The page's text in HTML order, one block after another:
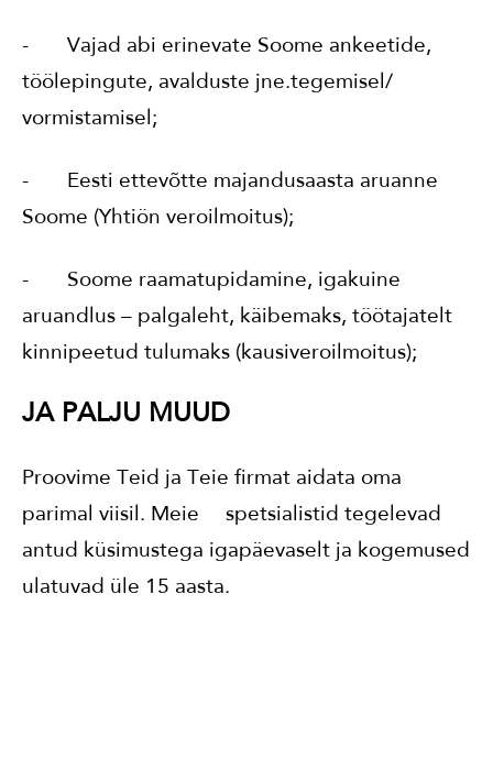
- Vajad abi erinevate Soome ankeetide,
töölepingute, avalduste jne.tegemisel/
vormistamisel;
- Eesti ettevõtte majandusaasta aruanne
Soome (Yhtiön veroilmoitus);
- Soome raamatupidamine, igakuine
aruandlus – palgaleht, käibemaks, töötajatelt
kinnipeetud tulumaks (kausiveroilmoitus);
JA PALJU MUUD
Proovime Teid ja Teie firmat aidata oma
parimal viisil. Meie spetsialistid tegelevad
antud küsimustega igapäevaselt ja kogemused
ulatuvad üle 15 aasta.